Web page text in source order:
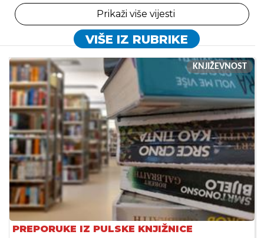
Prikaži više vijesti
VIŠE IZ RUBRIKE
KNJIŽEVNOST
PREPORUKE IZ PULSKE KNJIŽNICE